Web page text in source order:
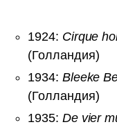
1924: Cirque
(Голландия)
1934: Bleeke
(Голландия)
1935: De vier